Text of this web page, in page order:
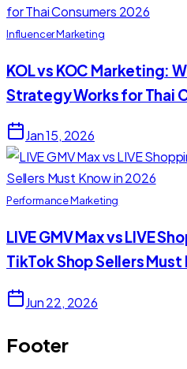
Influencer Marketing
KOL vs KOC Marketing:
Strategy Works for Thai
Jan 15, 2026
Performance Marketing
LIVE GMV Max vs LIVE
TikTok Shop Sellers Must
Jun 22, 2026
Footer